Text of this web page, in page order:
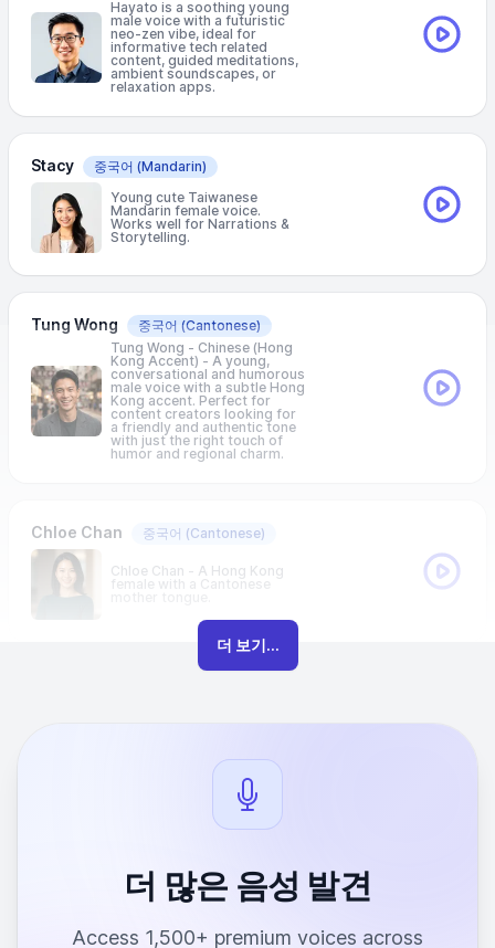
Hayato is a soothing young
male voice with a futuristic
neo-zen vibe, ideal for
informative tech related
content, guided meditations,
ambient soundscapes, or
relaxation apps.
Stacy 중국어 (Mandarin)
Young cute Taiwanese
Mandarin female voice.
Works well for Narrations &
Storytelling.
Tung Wong 중국어 (Cantonese)
Tung Wong - Chinese (Hong
Kong Accent) - A young,
conversational and humorous
male voice with a subtle Hong
Kong accent. Perfect for
content creators looking for
a friendly and authentic tone
with just the right touch of
humor and regional charm.
Chloe Chan 중국어 (Cantonese)
Chloe Chan - A Hong Kong
female with a Cantonese
더 보기...
더 많은 음성 발견
Access 1,500+ premium voices across